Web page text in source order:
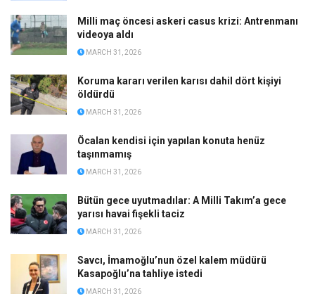
Milli maç öncesi askeri casus krizi: Antrenmanı
videoya aldı
MARCH 31, 2026
Koruma kararı verilen karısı dahil dört kişiyi
öldürdü
MARCH 31, 2026
Öcalan kendisi için yapılan konuta henüz
taşınmamış
MARCH 31, 2026
Bütün gece uyutmadılar: A Milli Takım’a gece
yarısı havai fişekli taciz
MARCH 31, 2026
Savcı, İmamoğlu’nun özel kalem müdürü
Kasapoğlu’na tahliye istedi
MARCH 31, 2026